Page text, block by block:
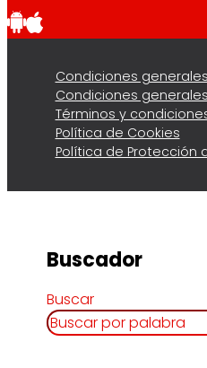
Condiciones
Condiciones
Términos y
Política de Cookies
Política de Protección
Buscador
Buscar